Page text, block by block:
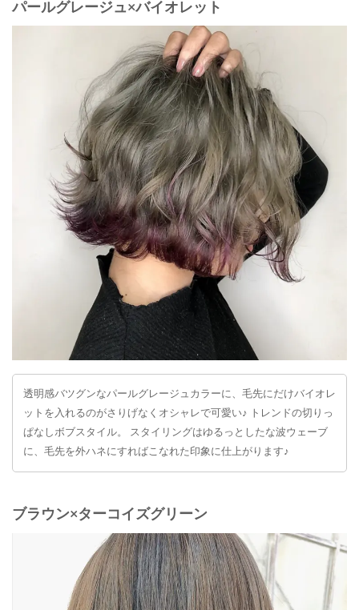
パールグレージュ×バイオレット
透明感バツグンなパールグレージュカラーに、毛先にだけバイオレ
ットを入れるのがさりげなくオシャレで可愛い♪ トレンドの切りっ
ぱなしボブスタイル。 スタイリングはゆるっとしたな波ウェーブ
に、毛先を外ハネにすればこなれた印象に仕上がります♪
ブラウン×ターコイズグリーン